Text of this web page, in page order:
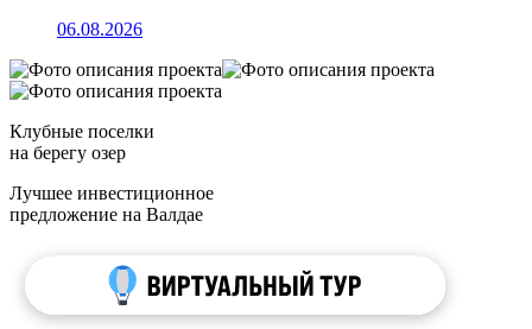
06.08.2026
Клубные поселки
на берегу озер
Лучшее инвестиционное
предложение на Валдае